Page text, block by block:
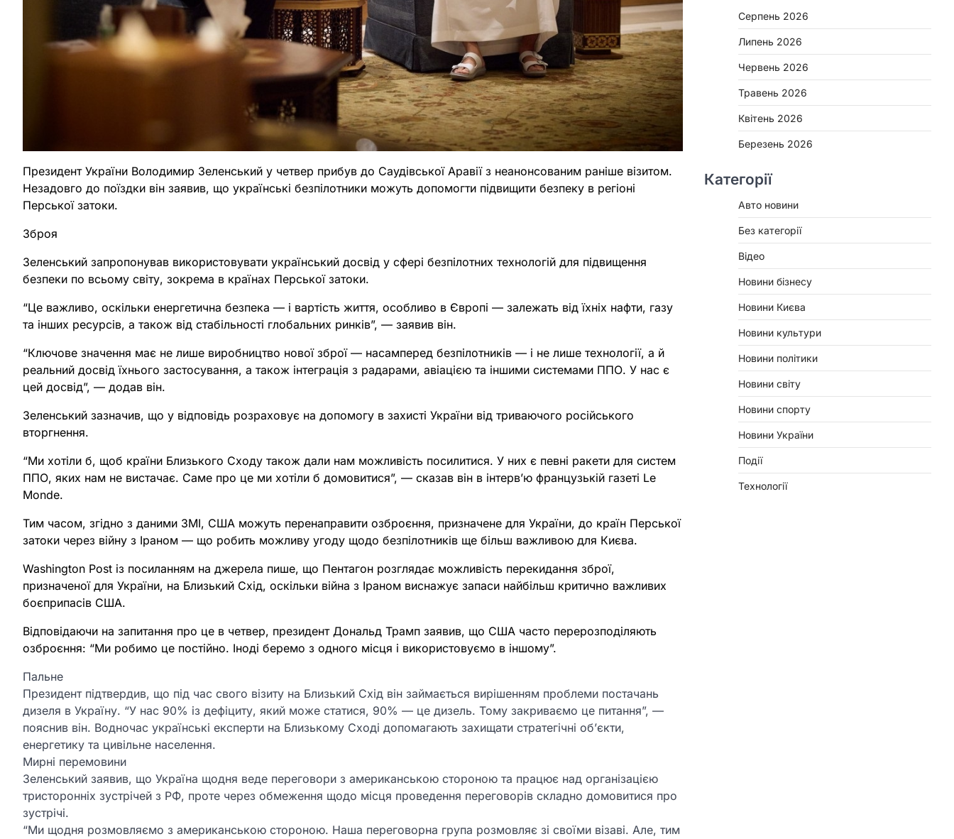
Президент України Володимир Зеленський у четвер прибув до Саудівської Аравії з неанонсованим раніше візитом.
Незадовго до поїздки він заявив, що українські безпілотники можуть допомогти підвищити безпеку в регіоні
Перської затоки.
Зброя
Зеленський запропонував використовувати український досвід у сфері безпілотних технологій для підвищення
безпеки по всьому світу, зокрема в країнах Перської затоки.
“Це важливо, оскільки енергетична безпека — і вартість життя, особливо в Європі — залежать від їхніх нафти, газу
та інших ресурсів, а також від стабільності глобальних ринків”, — заявив він.
“Ключове значення має не лише виробництво нової зброї — насамперед безпілотників — і не лише технології, а й
реальний досвід їхнього застосування, а також інтеграція з радарами, авіацією та іншими системами ППО. У нас є
цей досвід”, — додав він.
Зеленський зазначив, що у відповідь розраховує на допомогу в захисті України від триваючого російського
вторгнення.
“Ми хотіли б, щоб країни Близького Сходу також дали нам можливість посилитися. У них є певні ракети для систем
ППО, яких нам не вистачає. Саме про це ми хотіли б домовитися”, — сказав він в інтерв’ю французькій газеті Le
Monde.
Тим часом, згідно з даними ЗМІ, США можуть перенаправити озброєння, призначене для України, до країн Перської
затоки через війну з Іраном — що робить можливу угоду щодо безпілотників ще більш важливою для Києва.
Washington Post із посиланням на джерела пише, що Пентагон розглядає можливість перекидання зброї,
призначеної для України, на Близький Схід, оскільки війна з Іраном виснажує запаси найбільш критично важливих
боєприпасів США.
Відповідаючи на запитання про це в четвер, президент Дональд Трамп заявив, що США часто перерозподіляють
озброєння: “Ми робимо це постійно. Іноді беремо з одного місця і використовуємо в іншому”.
Пальне
Президент підтвердив, що під час свого візиту на Близький Схід він займається вирішенням проблеми постачань
дизеля в Україну. “У нас 90% із дефіциту, який може статися, 90% — це дизель. Тому закриваємо це питання”, —
пояснив він. Водночас українські експерти на Близькому Сході допомагають захищати стратегічні об’єкти,
енергетику та цивільне населення.
Мирні перемовини
Зеленський заявив, що Україна щодня веде переговори з американською стороною та працює над організацією
тристоронніх зустрічей з РФ, проте через обмеження щодо місця проведення переговорів складно домовитися про
зустрічі.
“Ми щодня розмовляємо з американською стороною. Наша переговорна група розмовляє зі своїми візаві. Але, тим
Серпень 2026
Липень 2026
Червень 2026
Травень 2026
Квітень 2026
Березень 2026
Категорії
Авто новини
Без категорії
Відео
Новини бізнесу
Новини Києва
Новини культури
Новини політики
Новини світу
Новини спорту
Новини України
Події
Технології